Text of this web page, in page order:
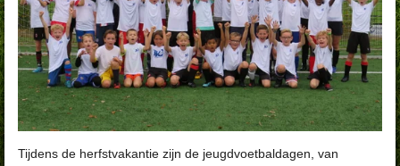
Tijdens de herfstvakantie zijn de jeugdvoetbaldagen, van